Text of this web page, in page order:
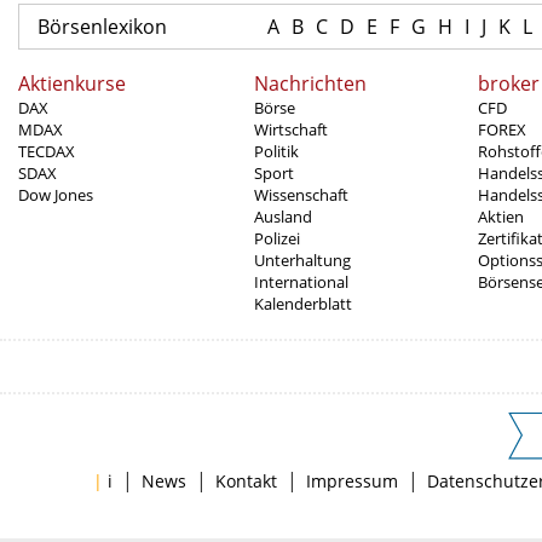
Börsenlexikon A B C D E F G H I J K L
Aktienkurse
DAX
MDAX
TECDAX
SDAX
Dow Jones
Nachrichten
Börse
Wirtschaft
Politik
Sport
Wissenschaft
Ausland
Polizei
Unterhaltung
International
Kalenderblatt
broker
CFD
FOREX
Aktien
| i | News | Kontakt | Impressum |